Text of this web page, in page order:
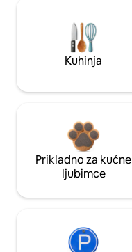
Kuhinja
Prikladno za kućne
ljubimce